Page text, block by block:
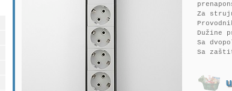
Za
Dužine
Sa
Sa